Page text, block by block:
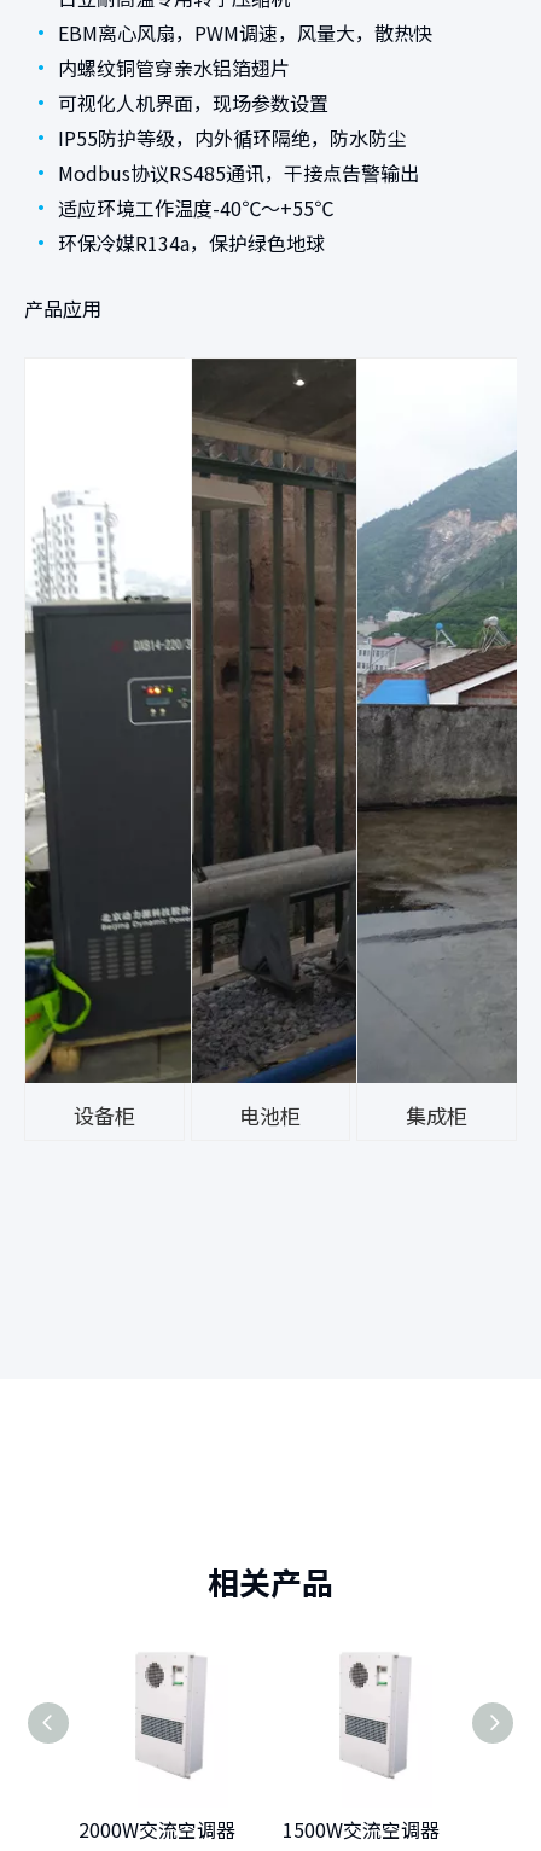
• EBM离心风扇，PWM调速，风量大，散热快
• 内螺纹铜管穿亲水铝箔翅片
• 可视化人机界面，现场参数设置
• IP55防护等级，内外循环隔绝，防水防尘
• Modbus协议RS485通讯，干接点告警输出
• 适应环境工作温度-40℃～+55℃
• 环保冷媒R134a，保护绿色地球
产品应用
设备柜 电池柜 集成柜
相关产品
2000W交流空调器 1500W交流空调器